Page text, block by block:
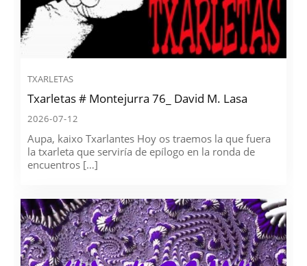
TXARLETAS
Txarletas # Montejurra 76_ David M. Lasa
2026-07-12
Aupa, kaixo Txarlantes Hoy os traemos la que fuera
la txarleta que serviría de epílogo en la ronda de
encuentros […]